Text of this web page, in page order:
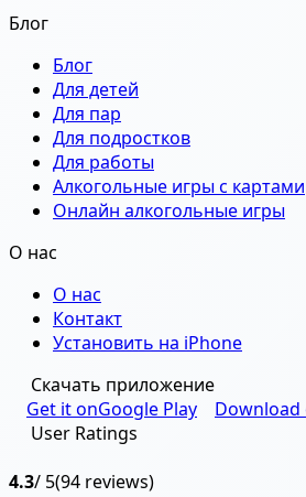
Блог
Блог
Для детей
Для пар
Для подростков
Для работы
Алкогольные игры с картами
Онлайн алкогольные игры
О нас
О нас
Контакт
Установить на iPhone
Скачать приложение
Get it onGoogle Play Download
User Ratings
4.3/ 5(94 reviews)